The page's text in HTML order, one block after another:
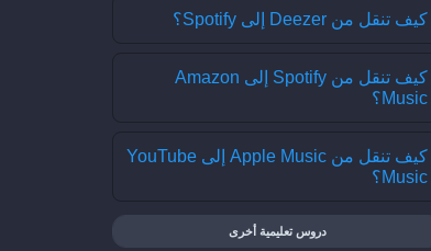
كيف تنقل من Deezer إلى Spotify؟
كيف تنقل من Spotify إلى Amazon
Music؟
كيف تنقل من Apple Music إلى YouTube
Music؟
دروس تعليمية أخرى